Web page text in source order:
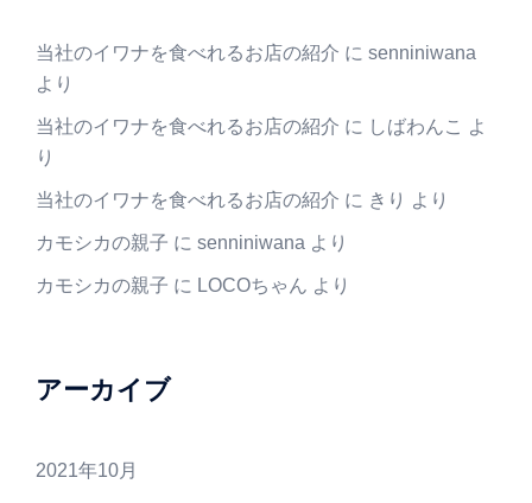
当社のイワナを食べれるお店の紹介 に senniniwana
より
当社のイワナを食べれるお店の紹介 に しばわんこ よ
り
当社のイワナを食べれるお店の紹介 に きり より
カモシカの親子 に senniniwana より
カモシカの親子 に LOCOちゃん より
アーカイブ
2021年10月